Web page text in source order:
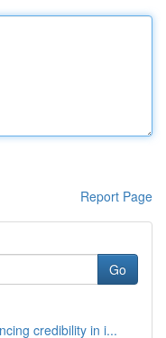
Report Page
Go
credibility in i...